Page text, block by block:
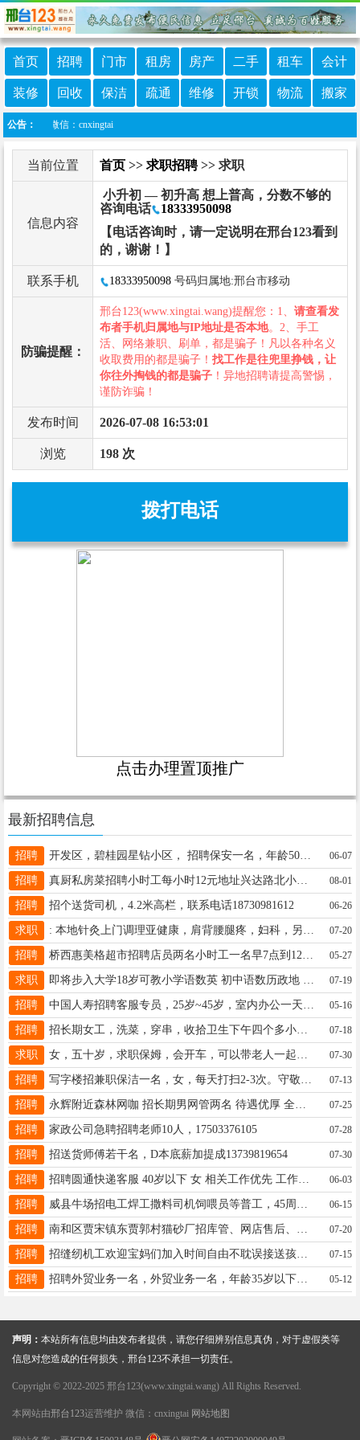
首页 招聘 门市 租房 房产 二手 租车 会计
装修 回收 保洁 疏通 维修 开锁 物流 搬家
公告：客服微信：cnxingtai
当前位置 首页 >> 求职招聘>> 求职
信息内容
小升初 — 初升高 想上普高，分数不够的
咨询电话
18333950098
【电话咨询时，请一定说明在邢台123看到
的，谢谢！】
联系手机 18333950098 号码归属地:邢台市移动
防骗提醒：
邢台123(www.xingtai.wang)提醒您：1、 请查看发
布者手机归属地与IP地址是否本地。2、手工
活、网络兼职、刷单，都是骗子！凡以各种名义
收取费用的都是骗子！ 找工作是往兜里挣钱，让
你往外掏钱的都是骗子 ！异地招聘请提高警惕，
谨防诈骗！
发布时间 2026-07-08 16:53:01
浏览 198 次
拨打电话
点击办理置顶推广
最新招聘信息
招聘 开发区，碧桂园星钻小区， 招聘保安一名，年龄50岁以下。 电话：13167517810 06-07
招聘 真厨私房菜招聘小时工每小时12元地址兴达路北小汪牛尾河电话19912077575 08-01
招聘 招个送货司机，4.2米高栏，联系电话18730981612 06-26
求职 07-20
招聘 05-27
求职 07-19
招聘 05-16
招聘 招长期女工，洗菜，穿串，收拾卫生下午四个多小时，40块钱， 地址邢州大道中心医院附近，联系电话19030191802 07-18
求职 07-30
招聘 07-13
招聘 永辉附近森林网咖 招长期男网管两名 待遇优厚 全勤加餐补 上12休24 电话：15931998789范经理（同微信） 07-25
招聘 家政公司急聘招聘老师10人，17503376105 07-28
招聘 招送货师傅若干名，D本底薪加提成13739819654 07-30
招聘 招聘圆通快递客服 40岁以下 女 相关工作优先 工作地点邢任公路北康庄附近 电话 18632088876 06-03
招聘 06-15
招聘 07-20
招聘 招缝纫机工欢迎宝妈们加入时间自由不耽误接送孩子又能挣米，简单易做，也可以带回家做15732997291 07-15
招聘 招聘外贸业务一名，外贸业务一名，年龄35岁以下，工资面谈，有能力你就来，恒大城附近，电话18034096855 05-12
声明： 本站所有信息均由发布者提供，请您仔细辨别信息真伪，对于虚假类等
信息对您造成的任何损失，邢台123不承担一切责任。
Copyright © 2022-2025 邢台123(www.xingtai.wang) All Rights Reserved.
本网站由邢台123运营维护 微信：cnxingtai 网站地图